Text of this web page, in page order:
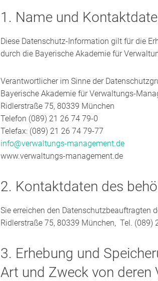
1. Name und
Diese Datenschutz-Information gilt für die
durch die Bayerische Akademie für
Verantwortlicher im Sinne der
Bayerische Akademie für Verwaltungs-
Ridlerstraße 75, 80339 München
Telefon (089) 21 26 74 79-0
Telefax: (089) 21 26 74 79-77
info@verwaltungs-management.de
www.verwaltungs-management.de
2. Kontaktdaten des
Sie erreichen den Datenschutzbeauftragten
Ridlerstraße 75, 80339 München, Tel. (089)
3. Erhebung und
Art und Zweck von deren